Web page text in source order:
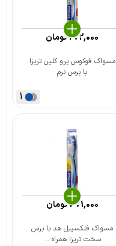
مسواک فوکوس پرو کلین تریزا
با برس نرم
272,000تومان
1
مسواک فلکسیبل هد با برس
سخت تریزا همراه ...
471,000تومان